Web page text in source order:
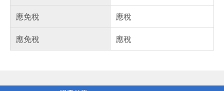
應免稅
應稅
應免稅
應稅
得獎公告